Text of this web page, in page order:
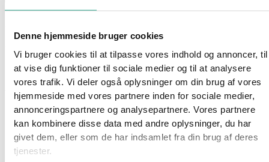
Denne hjemmeside bruger cookies
Vi bruger cookies til at tilpasse vores indhold og annoncer, til
at vise dig funktioner til sociale medier og til at analysere
vores trafik. Vi deler også oplysninger om din brug af vores
hjemmeside med vores partnere inden for sociale medier,
annonceringspartnere og analysepartnere. Vores partnere
kan kombinere disse data med andre oplysninger, du har
givet dem, eller som de har indsamlet fra din brug af deres
tjenester.
Ikke på lager
Varenummer7701Kategori Til forsiden (skjult)
Beskrivelse
Klæd dig ud som et uhyggeligt og sejt skelet til halloween